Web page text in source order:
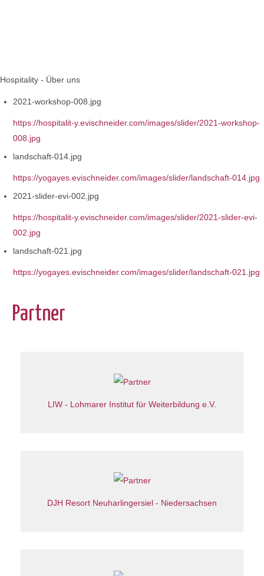
Hospitality - Über uns
2021-workshop-008.jpg
https://hospitalit-y.evischneider.com/images/slider/2021-workshop-
008.jpg
landschaft-014.jpg
https://yogayes.evischneider.com/images/slider/landschaft-014.jpg
2021-slider-evi-002.jpg
https://hospitalit-y.evischneider.com/images/slider/2021-slider-evi-
002.jpg
landschaft-021.jpg
https://yogayes.evischneider.com/images/slider/landschaft-021.jpg
Partner
LIW - Lohmarer Institut für Weiterbildung e.V.
DJH Resort Neuharlingersiel - Niedersachsen